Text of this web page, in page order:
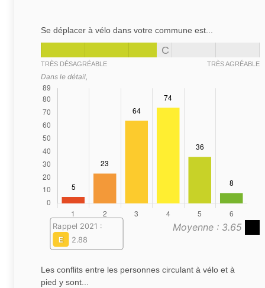
Se déplacer à vélo dans votre commune est...
C
TRÈS DÉSAGRÉABLE TRÈS AGRÉABLE
Dans le détail,
Moyenne : 3.65
Rappel 2021 :
E
2.88
Les conflits entre les personnes circulant à vélo et à
pied y sont...